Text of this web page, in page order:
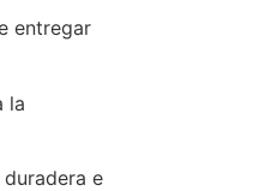
entregar
la
e